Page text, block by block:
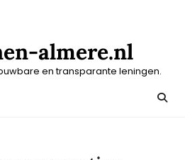
almere.nl
en transparante leningen.